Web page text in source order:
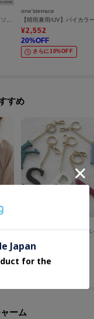
【WANPAKU HOUSE】アソートパペットチャーム
one'sterrace
¥2,552
20%OFF
さらに10%OFF
すめ
¥ 2,475
さらに15%OFF
ーム